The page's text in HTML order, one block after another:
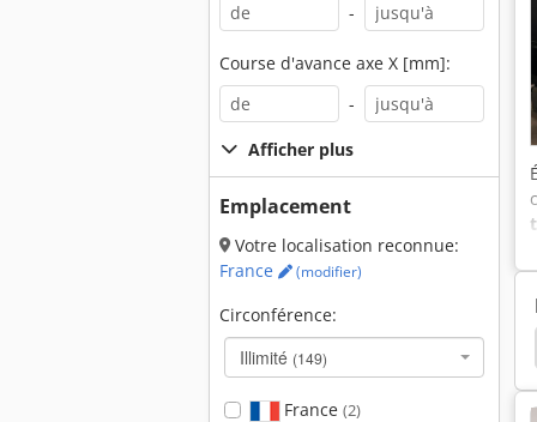
-
Course d'avance axe X [mm]:
-
Afficher plus
Emplacement
Votre localisation reconnue:
France
(modifier)
Circonférence:
Illimité (149)
France (2)
Waldrich Coburg Waldrich Fraiseuse